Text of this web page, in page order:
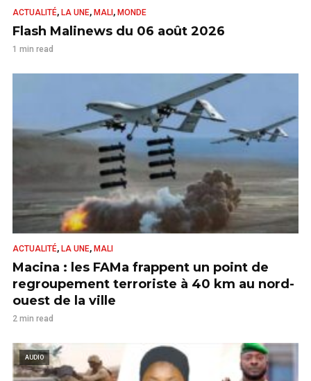
ACTUALITÉ, LA UNE, MALI , MONDE
Flash Malinews du 06 août 2026
1 min read
ACTUALITÉ, LA UNE, MALI
Macina : les FAMa frappent un point de
regroupement terroriste à 40 km au nord-
ouest de la ville
2 min read
AUDIO